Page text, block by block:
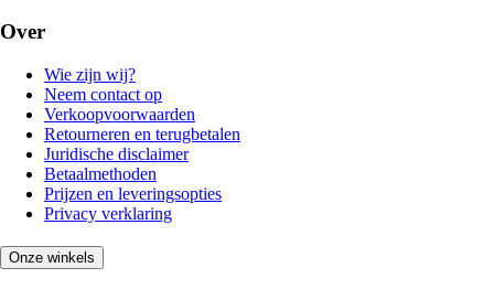
Over
Wie zijn wij?
Neem contact op
Verkoopvoorwaarden
Retourneren en terugbetalen
Juridische disclaimer
Betaalmethoden
Prijzen en leveringsopties
Privacy verklaring
Onze winkels